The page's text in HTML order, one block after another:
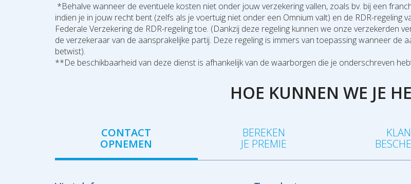
*Behalve wanneer de eventuele kosten niet onder jouw verzekering vallen, zoals bv. bij een
indien je in jouw recht bent (zelfs als je voertuig niet onder een Omnium valt) en de RDR-regeling
Federale Verzekering de RDR-regeling toe. (Dankzij deze regeling kunnen we onze verzekerden
de verzekeraar van de aansprakelijke partij. Deze regeling is immers van toepassing wanneer
betwist).
**De beschikbaarheid van deze dienst is afhankelijk van de waarborgen die je onderschreven
HOE KUNNEN WE JE
CONTACT
OPNEMEN
BEREKEN
JE PREMIE